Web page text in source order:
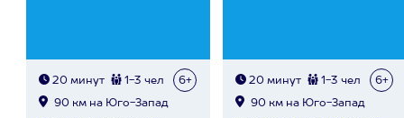
20 минут 1-3 чел 6+
90 км на Юго-Запад
20 минут 1-3 чел 6+
90 км на Юго-Запад